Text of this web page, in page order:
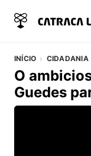
INÍCIO CIDADANIA
O
Guedes
Vídeo do